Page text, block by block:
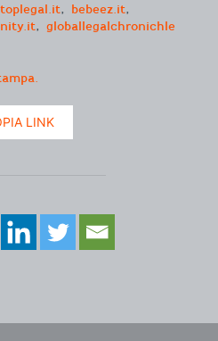
toplegal.it, bebeez.it,
, globallegalchronichle
LINK